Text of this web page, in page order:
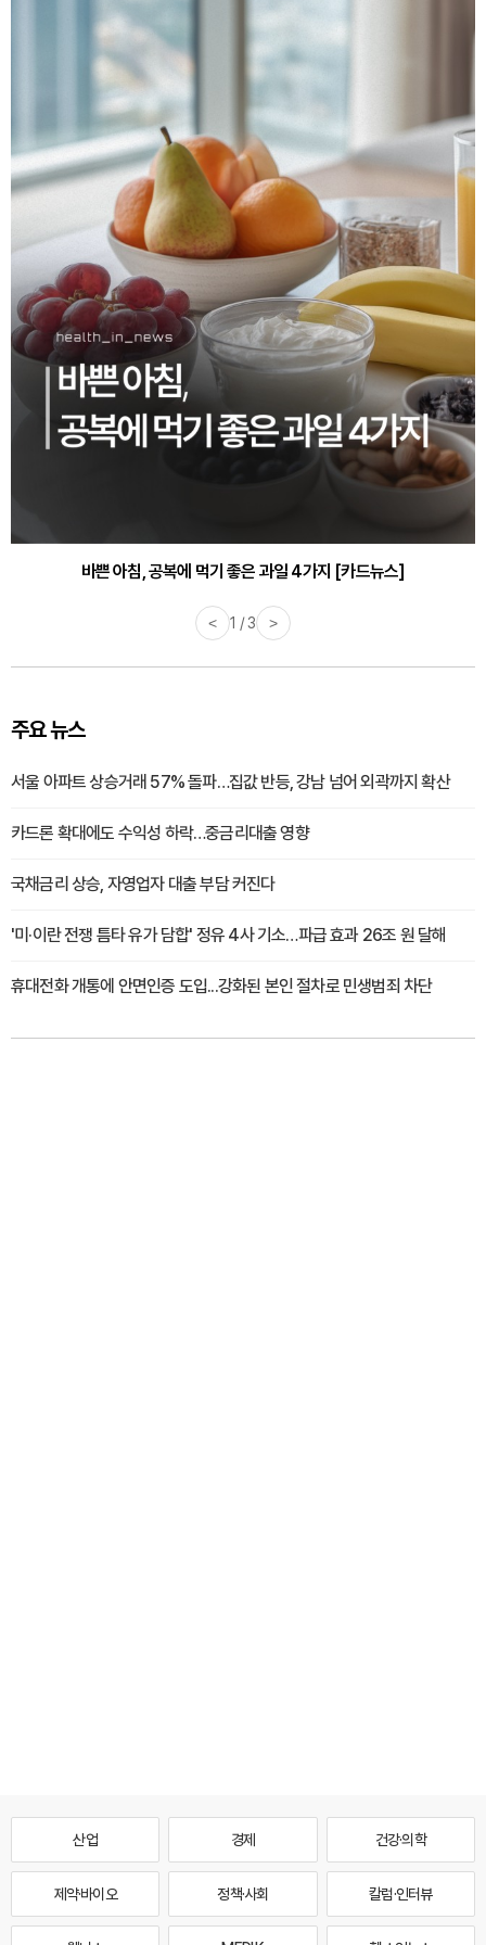
바쁜 아침, 공복에 먹기 좋은 과일 4가지 [카드뉴스]
< 1 / 3 >
주요 뉴스
서울 아파트 상승거래 57% 돌파…집값 반등, 강남 넘어 외곽까지 확산
카드론 확대에도 수익성 하락…중금리대출 영향
국채금리 상승, 자영업자 대출 부담 커진다
'미·이란 전쟁 틈타 유가 담합' 정유 4사 기소…파급 효과 26조 원 달해
휴대전화 개통에 안면인증 도입...강화된 본인 절차로 민생범죄 차단
산업 경제 건강·의학
제약·바이오 정책·사회 칼럼·인터뷰